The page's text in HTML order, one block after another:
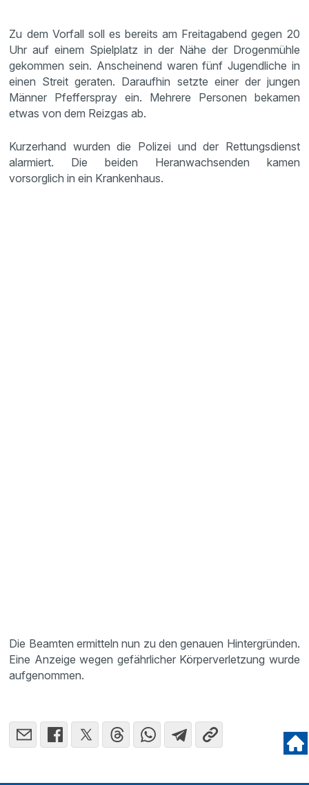
Zu dem Vorfall soll es bereits am Freitagabend gegen 20
Uhr auf einem Spielplatz in der Nähe der Drogenmühle
gekommen sein. Anscheinend waren fünf Jugendliche in
einen Streit geraten. Daraufhin setzte einer der jungen
Männer Pfefferspray ein. Mehrere Personen bekamen
etwas von dem Reizgas ab.
Kurzerhand wurden die Polizei und der Rettungsdienst
alarmiert. Die beiden Heranwachsenden kamen
vorsorglich in ein Krankenhaus.
Die Beamten ermitteln nun zu den genauen Hintergründen.
Eine Anzeige wegen gefährlicher Körperverletzung wurde
aufgenommen.